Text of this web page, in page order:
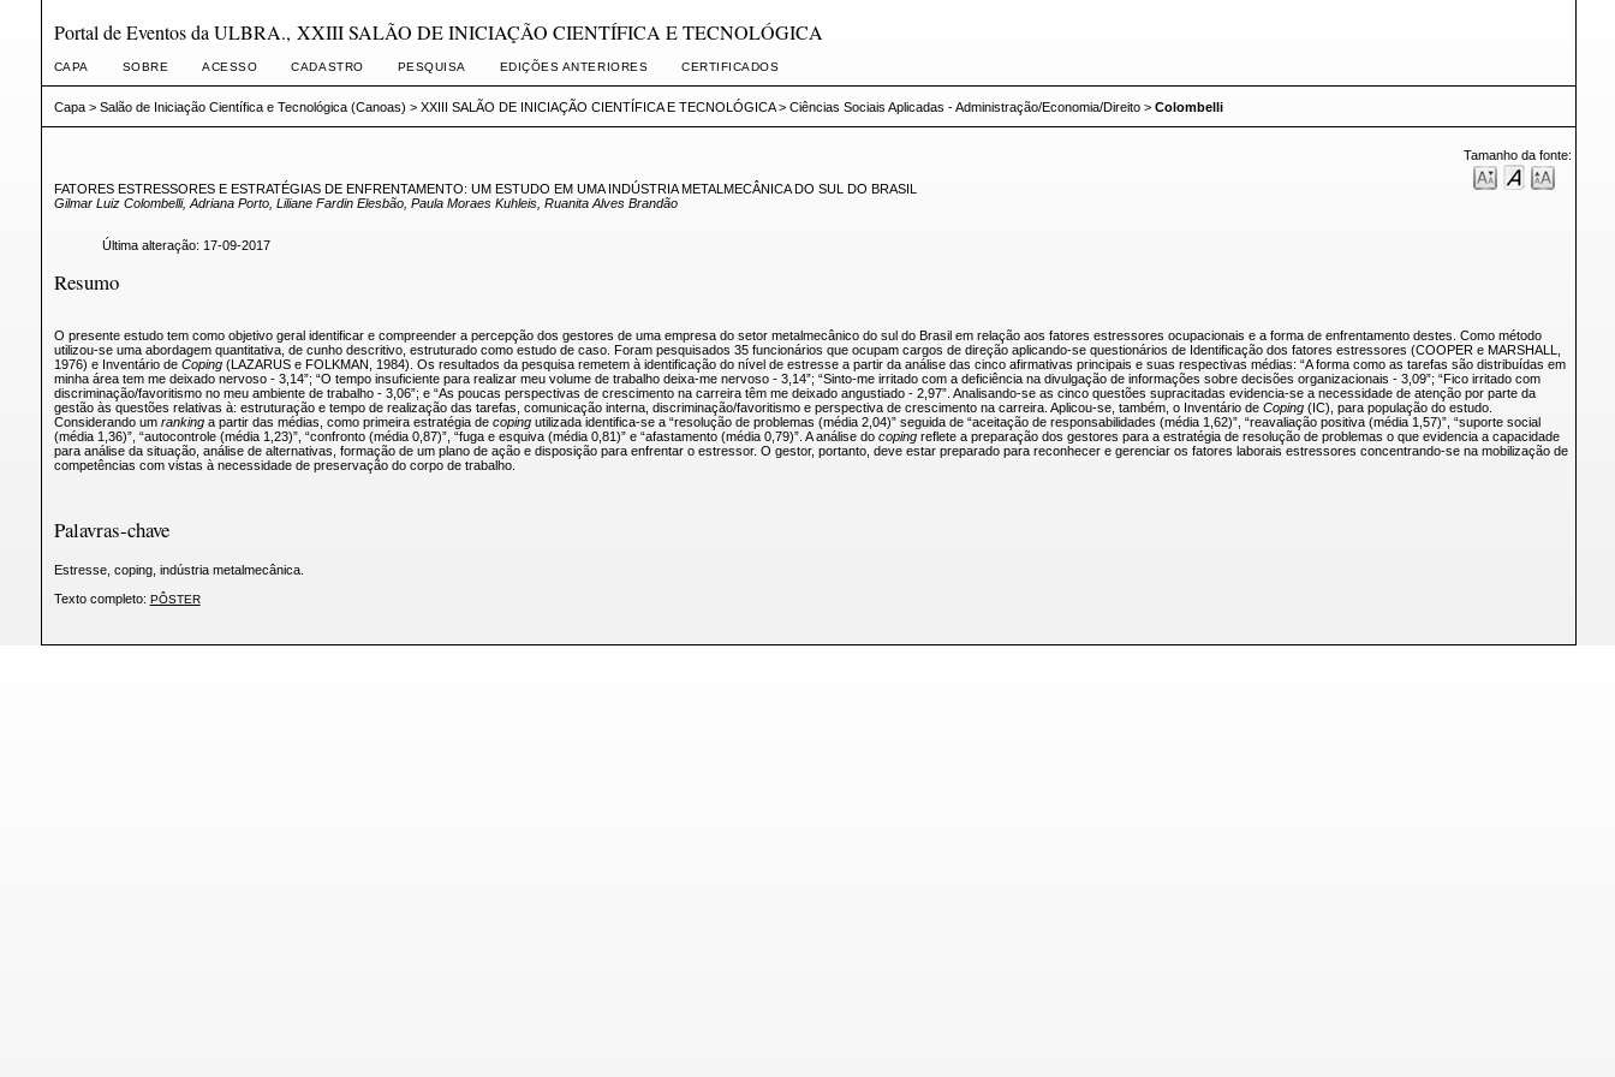
Portal de Eventos da ULBRA., XXIII SALÃO DE INICIAÇÃO CIENTÍFICA E TECNOLÓGICA
CAPA SOBRE ACESSO CADASTRO PESQUISA EDIÇÕES ANTERIORES CERTIFICADOS
Capa> Salão de Iniciação Científica e Tecnológica (Canoas) > XXIII SALÃO DE INICIAÇÃO CIENTÍFICA E TECNOLÓGICA> Ciências Sociais Aplicadas - Administração/Economia/Direito> Colombelli
Tamanho da fonte:
FATORES ESTRESSORES E ESTRATÉGIAS DE ENFRENTAMENTO: UM ESTUDO EM UMA INDÚSTRIA METALMECÂNICA DO SUL DO BRASIL
Gilmar Luiz Colombelli, Adriana Porto, Liliane Fardin Elesbão, Paula Moraes Kuhleis, Ruanita Alves Brandão
Última alteração: 17-09-2017
Resumo
O presente estudo tem como objetivo geral identificar e compreender a percepção dos gestores de uma empresa do setor metalmecânico do sul do Brasil em relação aos fatores estressores ocupacionais e a forma de enfrentamento destes. Como método
utilizou-se uma abordagem quantitativa, de cunho descritivo, estruturado como estudo de caso. Foram pesquisados 35 funcionários que ocupam cargos de direção aplicando-se questionários de Identificação dos fatores estressores (COOPER e MARSHALL,
1976) e Inventário de Coping(LAZARUS e FOLKMAN, 1984). Os resultados da pesquisa remetem à identificação do nível de estresse a partir da análise das cinco afirmativas principais e suas respectivas médias: “A forma como as tarefas são distribuídas em
minha área tem me deixado nervoso - 3,14”; “O tempo insuficiente para realizar meu volume de trabalho deixa-me nervoso - 3,14”; “Sinto-me irritado com a deficiência na divulgação de informações sobre decisões organizacionais - 3,09”; “Fico irritado com
discriminação/favoritismo no meu ambiente de trabalho - 3,06”; e “As poucas perspectivas de crescimento na carreira têm me deixado angustiado - 2,97”. Analisando-se as cinco questões supracitadas evidencia-se a necessidade de atenção por parte da
gestão às questões relativas à: estruturação e tempo de realização das tarefas, comunicação interna, discriminação/favoritismo e perspectiva de crescimento na carreira. Aplicou-se, também, o Inventário de Coping(IC), para população do estudo.
Considerando um rankinga partir das médias, como primeira estratégia de copingutilizada identifica-se a “resolução de problemas (média 2,04)” seguida de “aceitação de responsabilidades (média 1,62)”, “reavaliação positiva (média 1,57)”, “suporte social
(média 1,36)”, “autocontrole (média 1,23)”, “confronto (média 0,87)”, “fuga e esquiva (média 0,81)” e “afastamento (média 0,79)”. A análise do copingreflete a preparação dos gestores para a estratégia de resolução de problemas o que evidencia a capacidade
para análise da situação, análise de alternativas, formação de um plano de ação e disposição para enfrentar o estressor. O gestor, portanto, deve estar preparado para reconhecer e gerenciar os fatores laborais estressores concentrando-se na mobilização de
competências com vistas à necessidade de preservação do corpo de trabalho.
Palavras-chave
Estresse, coping, indústria metalmecânica.
Texto completo: PÔSTER